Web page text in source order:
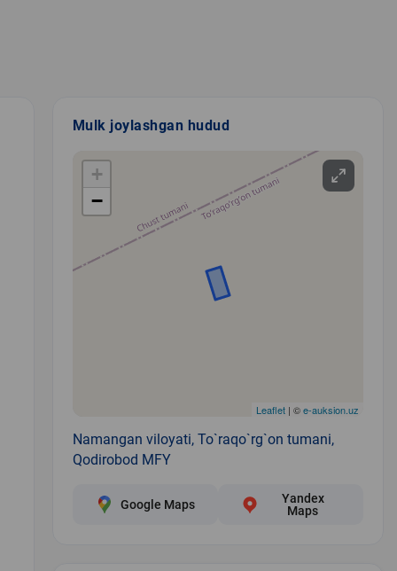
Mulk joylashgan hudud
+
−
Leaflet| ©e-auksion.uz
Namangan viloyati, To`raqo`rg`on tumani,
Qodirobod MFY
Google Maps
Yandex
Maps